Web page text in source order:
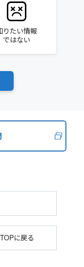
りたい情報
ではない
に戻る